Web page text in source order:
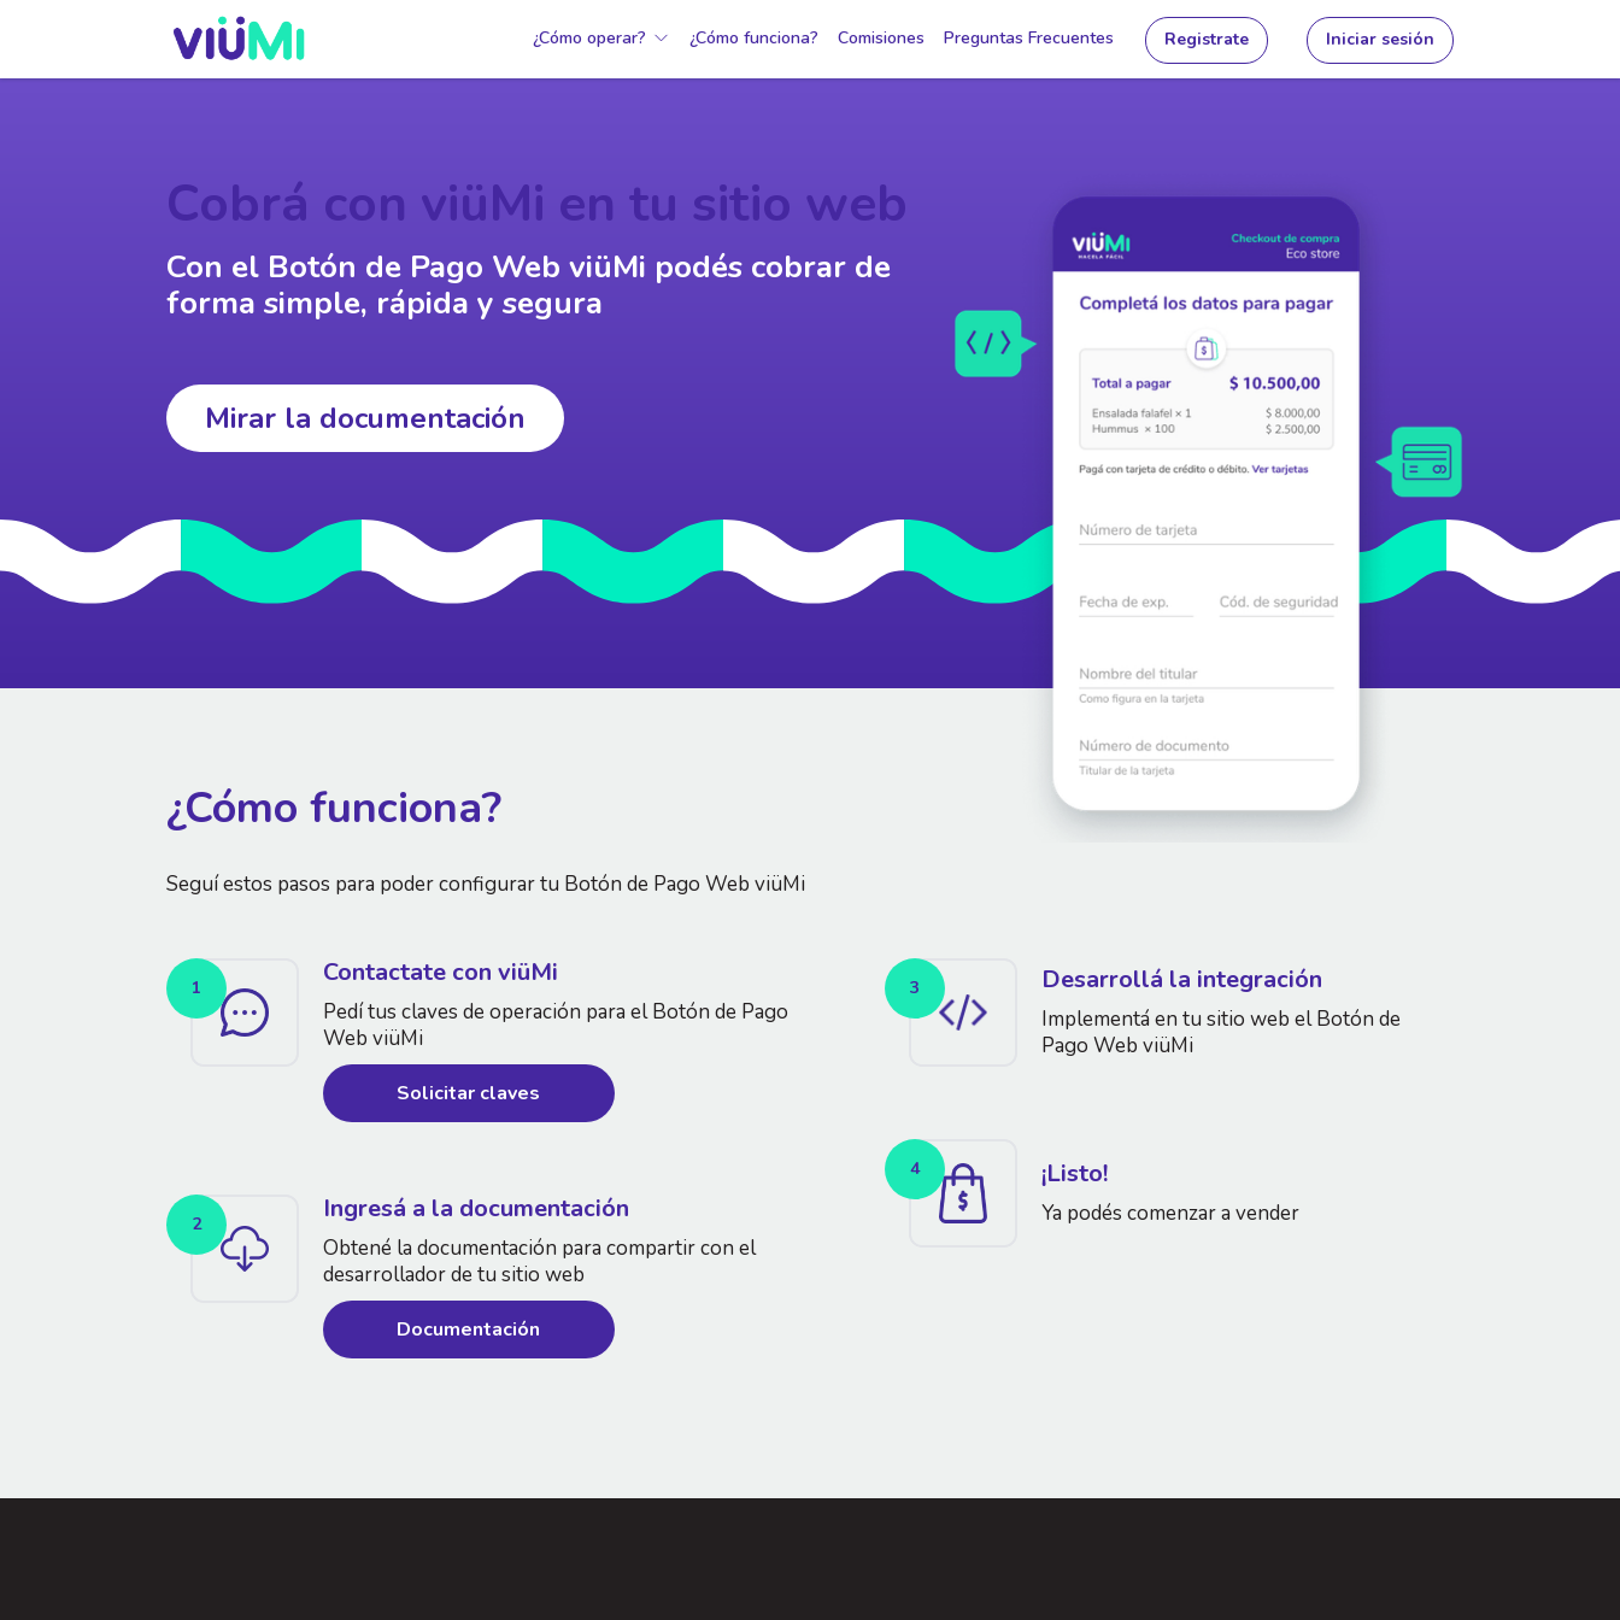
¿Cómo operar? ¿Cómo funciona? Comisiones Preguntas Frecuentes Registrate Iniciar sesión
Cobrá con viüMi en tu sitio web
Con el Botón de Pago Web viüMi podés cobrar de
forma simple, rápida y segura
Mirar la documentación
¿Cómo funciona?
Seguí estos pasos para poder configurar tu Botón de Pago Web viüMi
1 Contactate con viüMi
Pedí tus claves de operación para el Botón de Pago
Web viüMi
Solicitar claves
2 Ingresá a la documentación
Obtené la documentación para compartir con el
desarrollador de tu sitio web
Documentación
3 Desarrollá la integración
Implementá en tu sitio web el Botón de
Pago Web viüMi
4 ¡Listo!
Ya podés comenzar a vender